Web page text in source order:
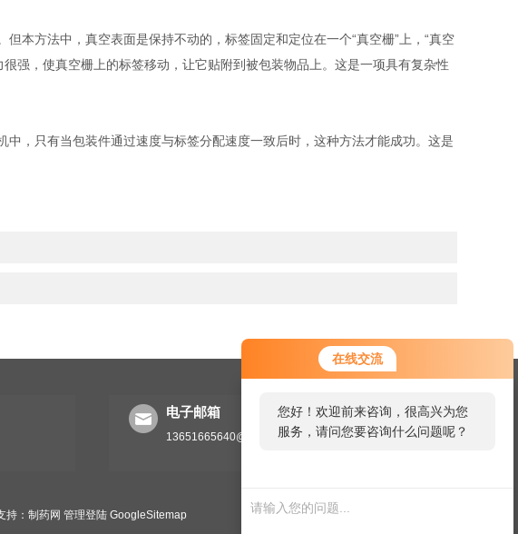
在线交流
您好！欢迎前来咨询，很高兴为您
服务，请问您要咨询什么问题呢？
本方法中，真空表面是保持不动的，标签固定和定位在一个“真空栅”上，“真空
强，使真空栅上的标签移动，让它贴附到被包装物品上。这是一项具有复杂性
，只有当包装件通过速度与标签分配速度一致后时，这种方法才能成功。这是
电子邮箱
13651665640@126.com
持： 制药网 管理登陆 GoogleSitemap